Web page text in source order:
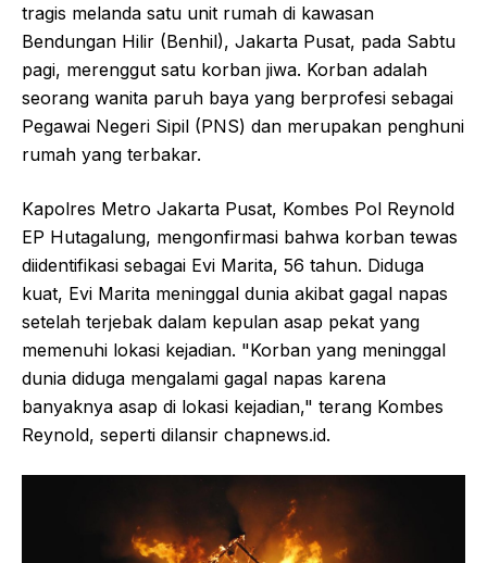
tragis melanda satu unit rumah di kawasan
Bendungan Hilir (Benhil), Jakarta Pusat, pada Sabtu
pagi, merenggut satu korban jiwa. Korban adalah
seorang wanita paruh baya yang berprofesi sebagai
Pegawai Negeri Sipil (PNS) dan merupakan penghuni
rumah yang terbakar.
Kapolres Metro Jakarta Pusat, Kombes Pol Reynold
EP Hutagalung, mengonfirmasi bahwa korban tewas
diidentifikasi sebagai Evi Marita, 56 tahun. Diduga
kuat, Evi Marita meninggal dunia akibat gagal napas
setelah terjebak dalam kepulan asap pekat yang
memenuhi lokasi kejadian. "Korban yang meninggal
dunia diduga mengalami gagal napas karena
banyaknya asap di lokasi kejadian," terang Kombes
Reynold, seperti dilansir chapnews.id.